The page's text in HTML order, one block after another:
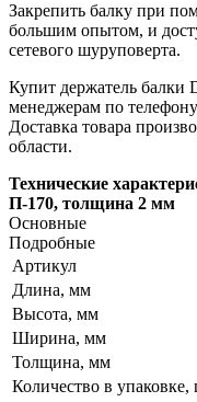
Закрепить балку при
большим опытом, и
сетевого шуруповерта.
Купит держатель
менеджерам по
Доставка товара
области.
Технические
П-170, толщина 2 мм
Основные
Подробные
Артикул
Длина, мм
Высота, мм
Ширина, мм
Толщина, мм
Количество в упаковке,